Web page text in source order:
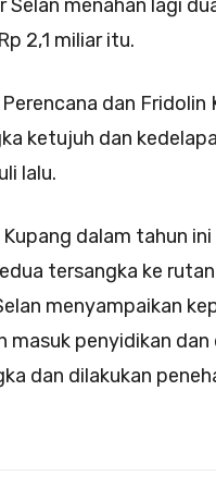
menahan lagi
2,1 miliar itu.
dan Fridolin
ketujuh dan
lalu.
dalam tahun
tersangka ke
menyampaikan
masuk penyidikan dan
dan dilakukan